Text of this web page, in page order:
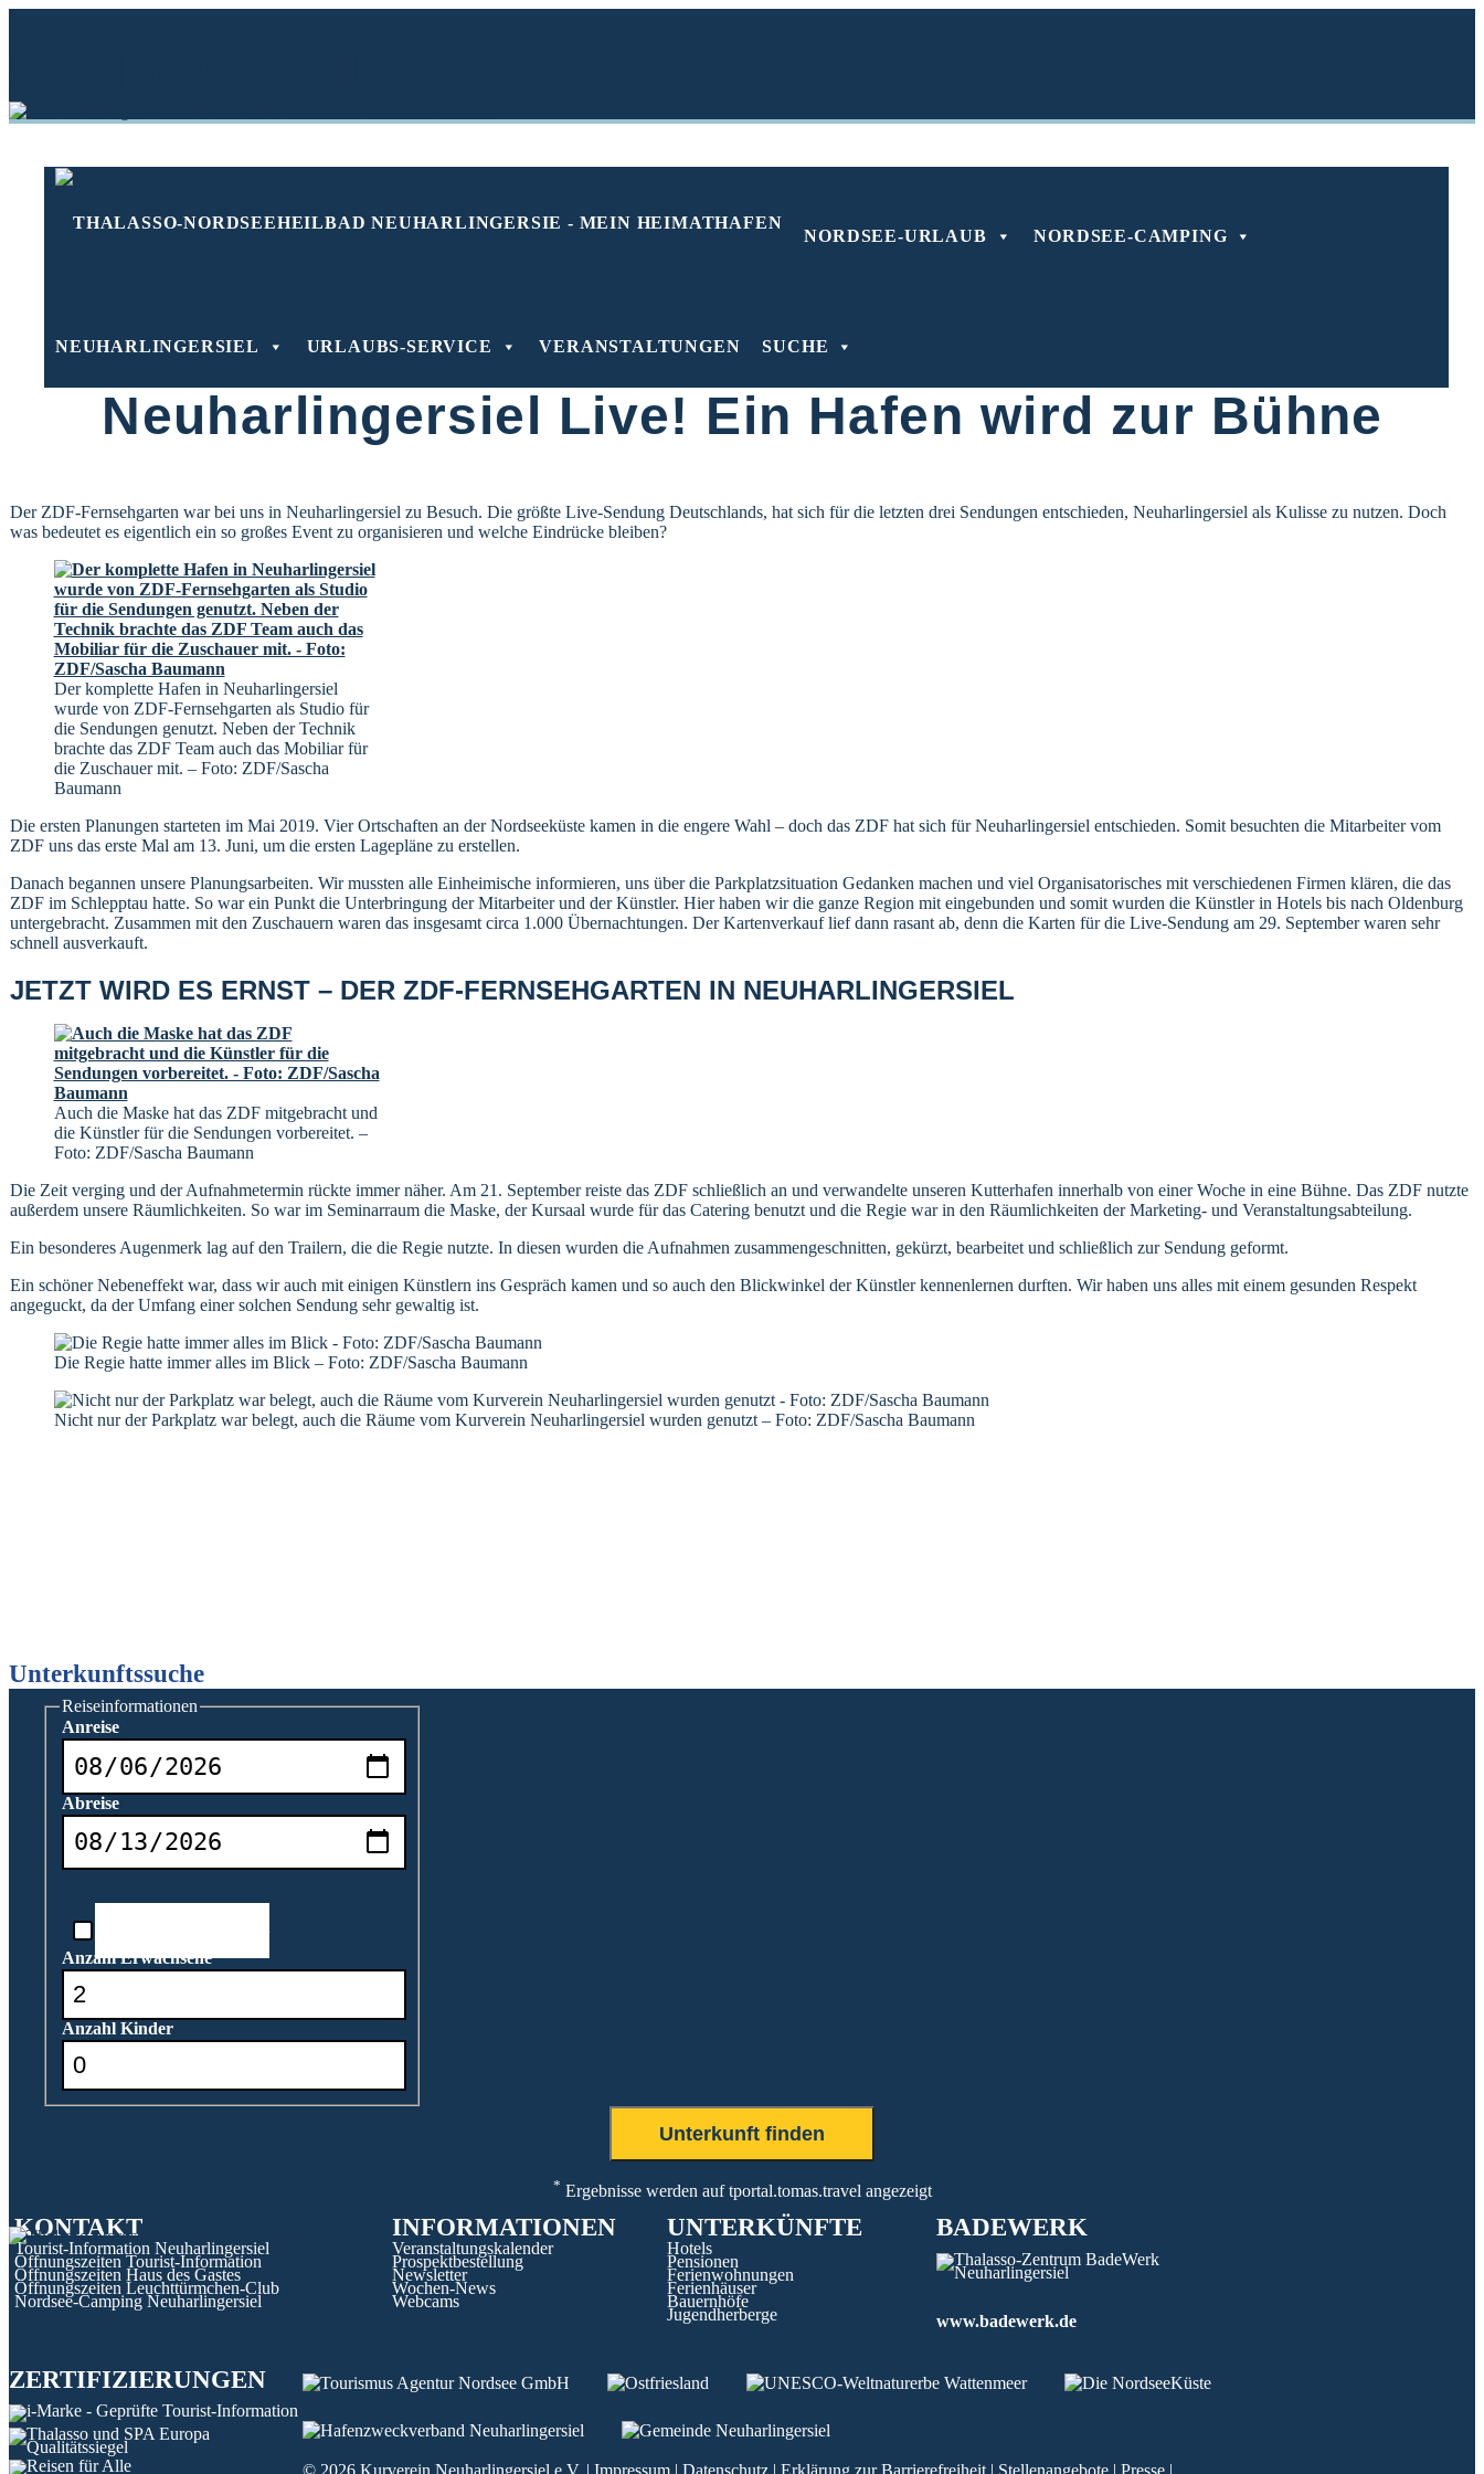
NORDSEE-URLAUB NORDSEE-CAMPING
NEUHARLINGERSIEL URLAUBS-SERVICE VERANSTALTUNGEN SUCHE
Neuharlingersiel Live! Ein Hafen wird zur Bühne
Der ZDF-Fernsehgarten war bei uns in Neuharlingersiel zu Besuch. Die größte Live-Sendung Deutschlands, hat sich für die letzten drei Sendungen entschieden, Neuharlingersiel als Kulisse zu nutzen. Doch
was bedeutet es eigentlich ein so großes Event zu organisieren und welche Eindrücke bleiben?
Der komplette Hafen in Neuharlingersiel
wurde von ZDF-Fernsehgarten als Studio für
die Sendungen genutzt. Neben der Technik
brachte das ZDF Team auch das Mobiliar für
die Zuschauer mit. – Foto: ZDF/Sascha
Baumann
Die ersten Planungen starteten im Mai 2019. Vier Ortschaften an der Nordseeküste kamen in die engere Wahl – doch das ZDF hat sich für Neuharlingersiel entschieden. Somit besuchten die Mitarbeiter vom
ZDF uns das erste Mal am 13. Juni, um die ersten Lagepläne zu erstellen.
Danach begannen unsere Planungsarbeiten. Wir mussten alle Einheimische informieren, uns über die Parkplatzsituation Gedanken machen und viel Organisatorisches mit verschiedenen Firmen klären, die das
ZDF im Schlepptau hatte. So war ein Punkt die Unterbringung der Mitarbeiter und der Künstler. Hier haben wir die ganze Region mit eingebunden und somit wurden die Künstler in Hotels bis nach Oldenburg
untergebracht. Zusammen mit den Zuschauern waren das insgesamt circa 1.000 Übernachtungen. Der Kartenverkauf lief dann rasant ab, denn die Karten für die Live-Sendung am 29. September waren sehr
schnell ausverkauft.
JETZT WIRD ES ERNST – DER ZDF-FERNSEHGARTEN IN NEUHARLINGERSIEL
Auch die Maske hat das ZDF mitgebracht und
die Künstler für die Sendungen vorbereitet. –
Foto: ZDF/Sascha Baumann
Die Zeit verging und der Aufnahmetermin rückte immer näher. Am 21. September reiste das ZDF schließlich an und verwandelte unseren Kutterhafen innerhalb von einer Woche in eine Bühne. Das ZDF nutzte
außerdem unsere Räumlichkeiten. So war im Seminarraum die Maske, der Kursaal wurde für das Catering benutzt und die Regie war in den Räumlichkeiten der Marketing- und Veranstaltungsabteilung.
Ein besonderes Augenmerk lag auf den Trailern, die die Regie nutzte. In diesen wurden die Aufnahmen zusammengeschnitten, gekürzt, bearbeitet und schließlich zur Sendung geformt.
Ein schöner Nebeneffekt war, dass wir auch mit einigen Künstlern ins Gespräch kamen und so auch den Blickwinkel der Künstler kennenlernen durften. Wir haben uns alles mit einem gesunden Respekt
angeguckt, da der Umfang einer solchen Sendung sehr gewaltig ist.
Die Regie hatte immer alles im Blick – Foto: ZDF/Sascha Baumann
Nicht nur der Parkplatz war belegt, auch die Räume vom Kurverein Neuharlingersiel wurden genutzt – Foto: ZDF/Sascha Baumann
Unterkunftssuche
Reiseinformationen
Anreise
Abreise
Anzahl Erwachsene
Anzahl Kinder
* Ergebnisse werden auf tportal.tomas.travel angezeigt
KONTAKT
Tourist-Information Neuharlingersiel
Öffnungszeiten Tourist-Information
Öffnungszeiten Haus des Gastes
Öffnungszeiten Leuchttürmchen-Club
Nordsee-Camping Neuharlingersiel
INFORMATIONEN
Veranstaltungskalender
Prospektbestellung
Newsletter
Wochen-News
Webcams
UNTERKÜNFTE
Hotels
Pensionen
Ferienwohnungen
Ferienhäuser
Bauernhöfe
Jugendherberge
BADEWERK
www.badewerk.de
ZERTIFIZIERUNGEN